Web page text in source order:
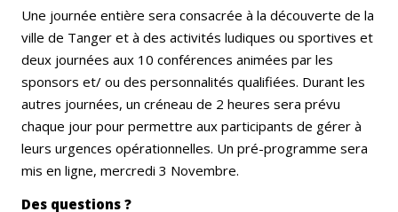
Une journée entière sera consacrée à la découverte de la
ville de Tanger et à des activités ludiques ou sportives et
deux journées aux 10 conférences animées par les
sponsors et/ ou des personnalités qualifiées. Durant les
autres journées, un créneau de 2 heures sera prévu
chaque jour pour permettre aux participants de gérer à
leurs urgences opérationnelles. Un pré-programme sera
mis en ligne, mercredi 3 Novembre.
Des questions ?